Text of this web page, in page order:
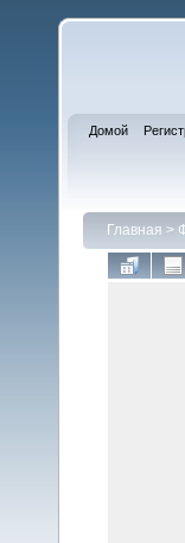
Домой
Главная >